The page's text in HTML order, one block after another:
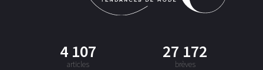
4 107
articles
27 172
brèves